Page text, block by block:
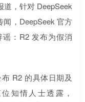
道，针对 DeepSeek
闻，DeepSeek 官方
：R2 发布为假消
R2 的具体日期及
知情人士透露，